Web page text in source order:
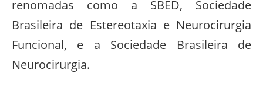
renomadas como a SBED, Sociedade
Brasileira de Estereotaxia e Neurocirurgia
Funcional, e a Sociedade Brasileira de
Neurocirurgia.